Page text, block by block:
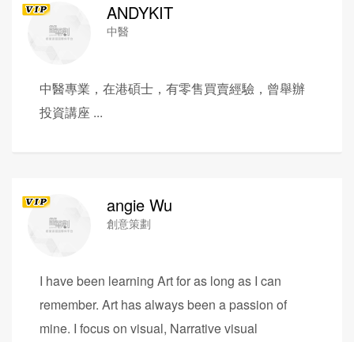
ANDYKIT
中醫
中醫專業，在港碩士，有零售買賣經驗，曾舉辦
投資講座 ...
angie Wu
創意策劃
I have been learning Art for as long as I can
remember. Art has always been a passion of
mine. I focus on visual, Narrative visual